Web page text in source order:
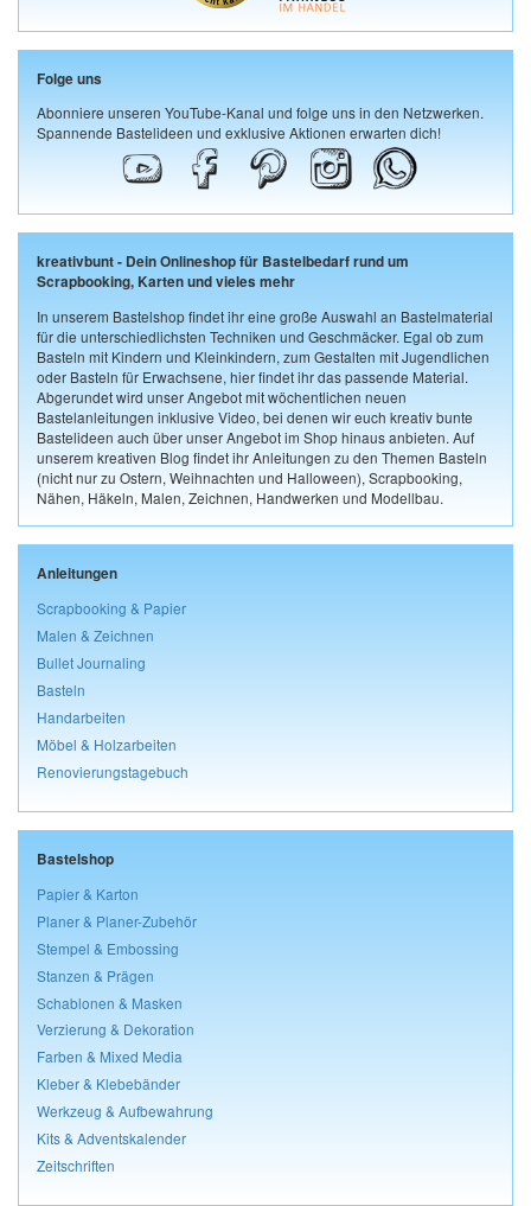
Folge uns
Abonniere unseren YouTube-Kanal und folge uns in den Netzwerken.
Spannende Bastelideen und exklusive Aktionen erwarten dich!
kreativbunt - Dein Onlineshop für Bastelbedarf rund um
Scrapbooking, Karten und vieles mehr
In unserem Bastelshop findet ihr eine große Auswahl an Bastelmaterial
für die unterschiedlichsten Techniken und Geschmäcker. Egal ob zum
Basteln mit Kindern und Kleinkindern, zum Gestalten mit Jugendlichen
oder Basteln für Erwachsene, hier findet ihr das passende Material.
Abgerundet wird unser Angebot mit wöchentlichen neuen
Bastelanleitungen inklusive Video, bei denen wir euch kreativ bunte
Bastelideen auch über unser Angebot im Shop hinaus anbieten. Auf
unserem kreativen Blog findet ihr Anleitungen zu den Themen Basteln
(nicht nur zu Ostern, Weihnachten und Halloween), Scrapbooking,
Nähen, Häkeln, Malen, Zeichnen, Handwerken und Modellbau.
Anleitungen
Scrapbooking & Papier
Malen & Zeichnen
Bullet Journaling
Basteln
Handarbeiten
Möbel & Holzarbeiten
Renovierungstagebuch
Bastelshop
Papier & Karton
Planer & Planer-Zubehör
Stempel & Embossing
Stanzen & Prägen
Schablonen & Masken
Verzierung & Dekoration
Farben & Mixed Media
Kleber & Klebebänder
Werkzeug & Aufbewahrung
Kits & Adventskalender
Zeitschriften